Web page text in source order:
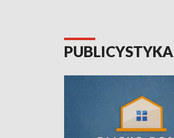
PUBLICYSTYKA